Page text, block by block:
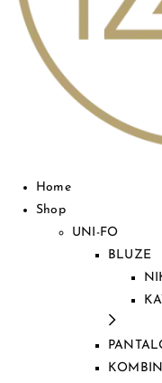
Home
Shop
UNI-FO
BLUZE